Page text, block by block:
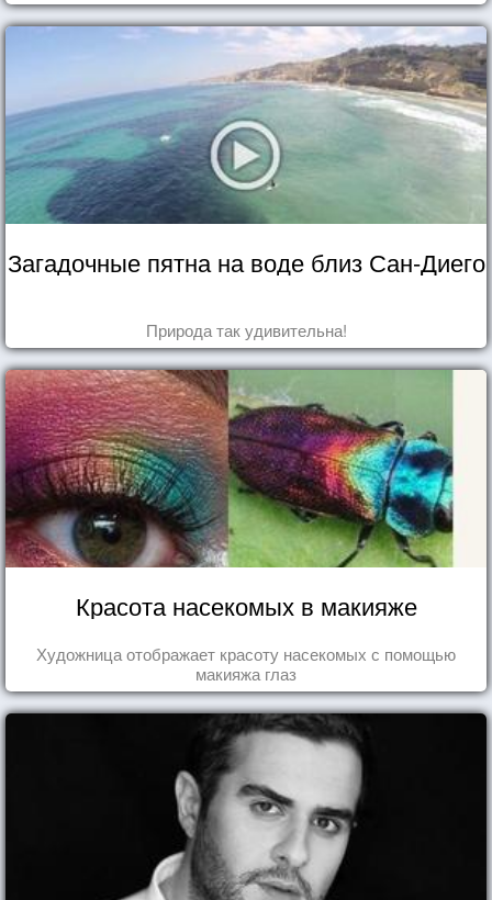
впечатлений!
Загадочные пятна на воде близ Сан-Диего
Природа так удивительна!
Красота насекомых в макияже
Художница отображает красоту насекомых с помощью
макияжа глаз